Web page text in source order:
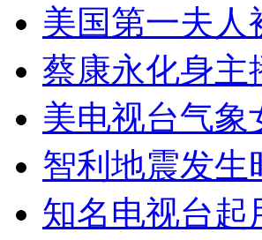
山西运城恶犬咬伤多人 警民合力
女孩北京地铁殴打老人 痛下狠手
无痛分娩是否安全 医生回应
外交部：反对强权政治霸凌主义
美国第一夫人
蔡康永化身主
美电视台气象
智利地震发生
知名电视台起